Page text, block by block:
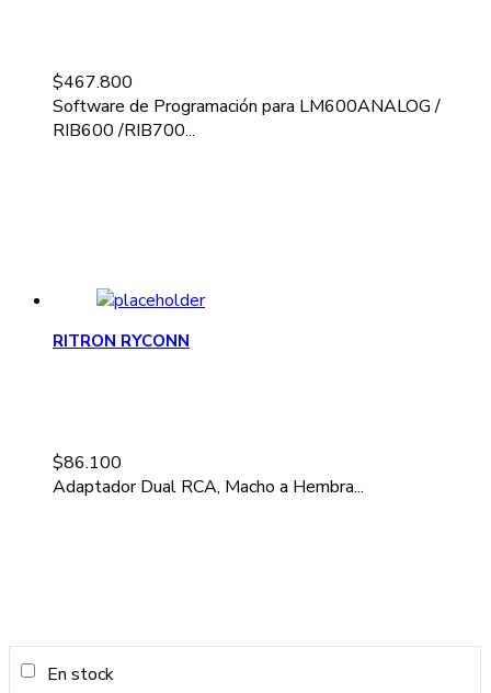
$467.800
Software de Programación para LM600ANALOG /
RIB600 /RIB700...
RITRON RYCONN
$86.100
Adaptador Dual RCA, Macho a Hembra...
En stock